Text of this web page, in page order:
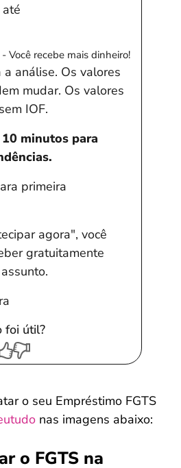
Você recebe mais dinheiro!
análise. Os valores
mudar. Os valores
IOF.
minutos para
primeira
agora", você
gratuitamente
foi útil?
o seu Empréstimo FGTS
nas imagens abaixo:
o FGTS na